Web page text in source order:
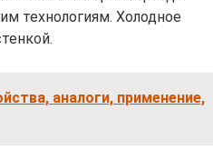
технологиям. Холодное
аналоги, применение,